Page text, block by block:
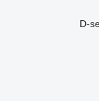
D-